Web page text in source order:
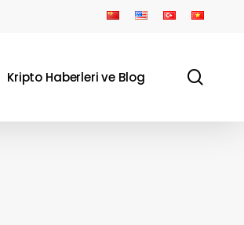
Kripto Haberleri ve Blog